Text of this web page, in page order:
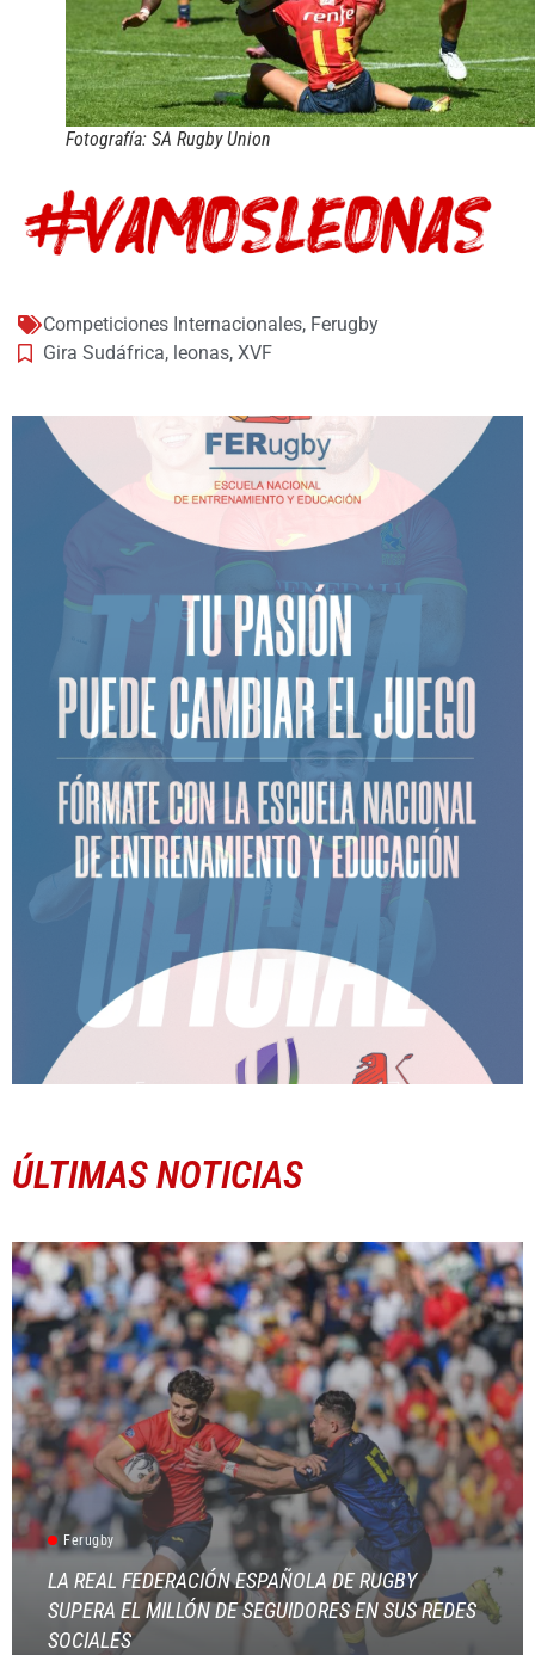
Fotografía: SA Rugby Union
Competiciones Internacionales, Ferugby
Gira Sudáfrica, leonas, XVF
ÚLTIMAS NOTICIAS
Ferugby
LA REAL FEDERACIÓN ESPAÑOLA DE RUGBY
SUPERA EL MILLÓN DE SEGUIDORES EN SUS REDES
SOCIALES